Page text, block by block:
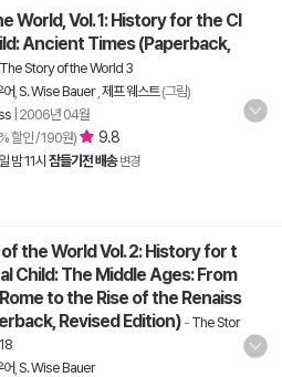
World, Vol. 1: History for the Cl
Ancient Times (Paperback,
The Story of the World 3
어 S. Wise Bauer, 제프 웨스트(그림)
2006년 04월
할인 / 190원) 9.8
밤 11시 잠들기전 배송 변경
the World Vol. 2: History for t
Child: The Middle Ages: From
to the Rise of the Renaiss
Revised Edition)- The Stor
어 S. Wise Bauer